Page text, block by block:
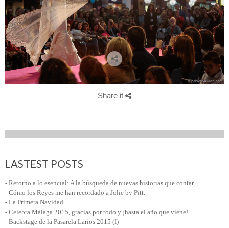
Share it
LASTEST POSTS
- Retorno a lo esencial: A la búsqueda de nuevas historias que contar.
- Cómo los Reyes me han recordado a Jolie by Pitt.
- La Primera Navidad.
- Celebra Málaga 2015, gracias por todo y ¡hasta el año que viene!
- Backstage de la Pasarela Larios 2015 (I)